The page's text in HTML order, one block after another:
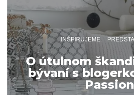
INŠPIRUJEME
O útulnom
bývaní s
Passion